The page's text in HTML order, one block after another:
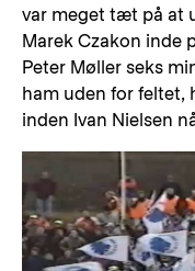
var meget tæt på at
Marek Czakon inde
Peter Møller seks
ham uden for feltet,
inden Ivan Nielsen